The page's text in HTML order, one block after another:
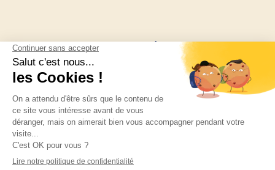
Suivez-nous sur les réseaux sociaux